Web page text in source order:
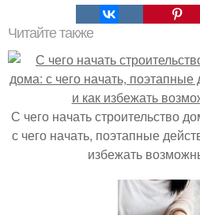
Читайте также
С чего начать строительство
с чего начать, поэтапные
избежать